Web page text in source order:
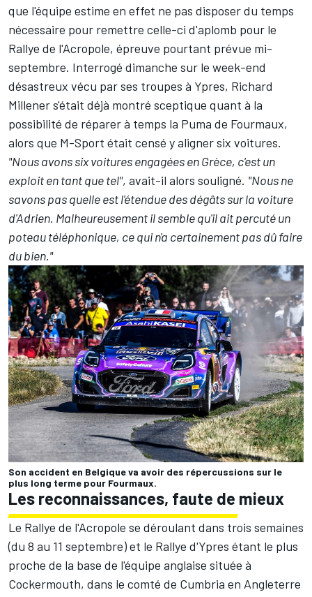
que l'équipe estime en effet ne pas disposer du temps
nécessaire pour remettre celle-ci d'aplomb pour le
Rallye de l'Acropole, épreuve pourtant prévue mi-
septembre. Interrogé dimanche sur le week-end
désastreux vécu par ses troupes à Ypres, Richard
Millener s'était déjà montré sceptique quant à la
possibilité de réparer à temps la Puma de Fourmaux,
alors que M-Sport était censé y aligner six voitures.
"Nous avons six voitures engagées en Grèce, c'est un
exploit en tant que tel", avait-il alors souligné. "Nous ne
savons pas quelle est l'étendue des dégâts sur la voiture
d'Adrien. Malheureusement il semble qu'il ait percuté un
poteau téléphonique, ce qui n'a certainement pas dû faire
du bien."
Son accident en Belgique va avoir des répercussions sur le
plus long terme pour Fourmaux.
Les reconnaissances, faute de mieux
Le Rallye de l'Acropole se déroulant dans trois semaines
(du 8 au 11 septembre) et le Rallye d'Ypres étant le plus
proche de la base de l'équipe anglaise située à
Cockermouth, dans le comté de Cumbria en Angleterre